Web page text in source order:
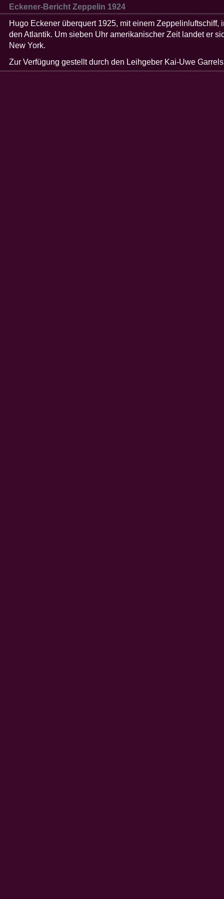
Eckener-Bericht Zeppelin 1924
Hugo Eckener überquert 1925, mit einem Zeppelinluftschiff,
den Atlantik. Um sieben Uhr amerikanischer Zeit landet er
New York.
Zur Verfügung gestellt durch den Leihgeber Kai-Uwe